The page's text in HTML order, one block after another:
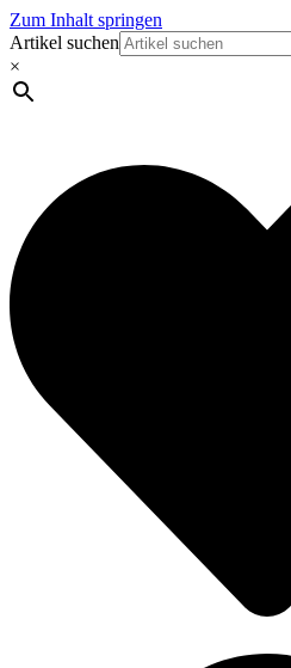
Zum Inhalt springen
Artikel suchen
×